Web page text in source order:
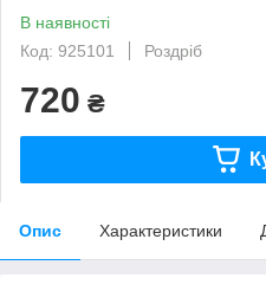
В наявності
Код: 925101
Роздріб
720 ₴
Опис Характеристики